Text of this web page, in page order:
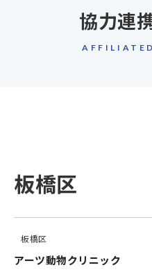
協力連
板橋区
板橋区
アーツ動物クリニック